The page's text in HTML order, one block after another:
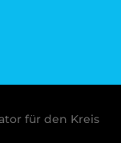
für den Kreis